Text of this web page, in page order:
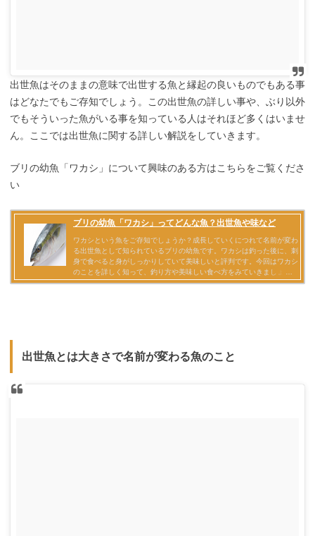
出世魚はそのままの意味で出世する魚と縁起の良いものでもある事
はどなたでもご存知でしょう。この出世魚の詳しい事や、ぶり以外
でもそういった魚がいる事を知っている人はそれほど多くはいませ
ん。ここでは出世魚に関する詳しい解説をしていきます。
ブリの幼魚「ワカシ」について興味のある方はこちらをご覧くださ
い
出世魚とは大きさで名前が変わる魚のこと